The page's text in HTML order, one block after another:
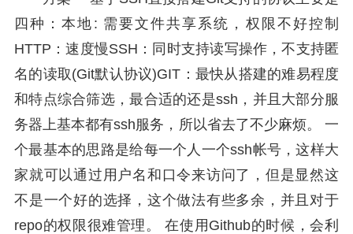
四种：本地: 需要文件共享系统，权限不好控制
HTTP：速度慢SSH：同时支持读写操作，不支持匿
名的读取(Git默认协议)GIT：最快从搭建的难易程度
和特点综合筛选，最合适的还是ssh，并且大部分服
务器上基本都有ssh服务，所以省去了不少麻烦。 一
个最基本的思路是给每一个人一个ssh帐号，这样大
家就可以通过用户名和口令来访问了，但是显然这
不是一个好的选择，这个做法有些多余，并且对于
repo的权限很难管理。 在使用Github的时候，会利